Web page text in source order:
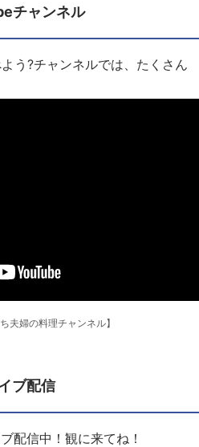
チャンネル
う?チャンネルでは、たくさん
ブ配信
配信中！観に来てね！